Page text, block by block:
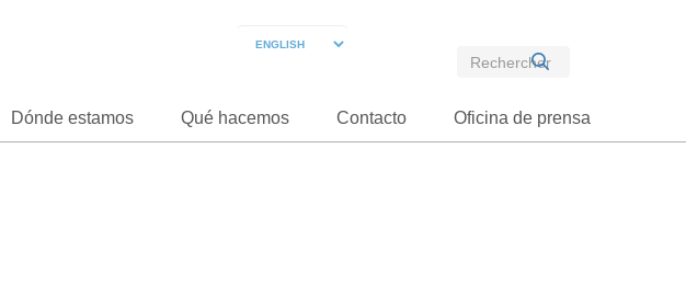
Dónde estamos Qué hacemos Contacto Oficina de prensa